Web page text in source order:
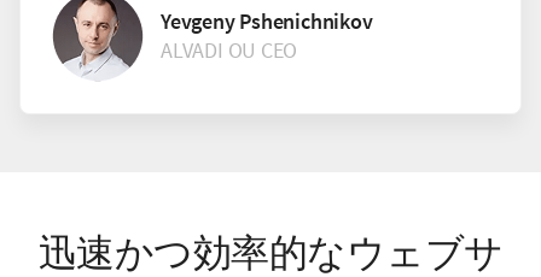
Yevgeny Pshenichnikov
ALVADI OU CEO
迅速かつ効率的なウェブサ